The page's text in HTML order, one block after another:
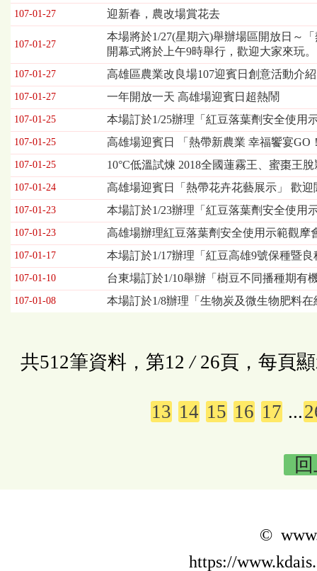
發
布
日
標
題
107-01-27 迎新春，農改場賞花去
107-01-27
本場將於1/27(星期六)舉辦場區開放日～
開幕式將於上午9時舉行，歡迎大家來玩。
107-01-27 高雄區農業改良場107迎賓日創意活動介紹
107-01-27 一年開放一天 高雄場迎賓日超熱鬧
107-01-25 本場訂於1/25辦理「紅豆落葉劑安全使用
107-01-25 高雄場迎賓日 「熱帶新農業 幸福饗宴GO
107-01-25 10°C低溫試煉 2018全國蓮霧王、蜜棗王
107-01-24 高雄場迎賓日「熱帶花卉花藝展示」 歡迎
107-01-23 本場訂於1/23辦理「紅豆落葉劑安全使用
107-01-23 高雄場辦理紅豆落葉劑安全使用示範觀摩
107-01-17 本場訂於1/17辦理「紅豆高雄9號保種暨
107-01-10 台東場訂於1/10舉辦「樹豆不同播種期有
107-01-08 本場訂於1/8辦理「生物炭及微生物肥料
共512筆資料，第12 / 26頁，每頁
13 14 15 16 17 ...
©
https://